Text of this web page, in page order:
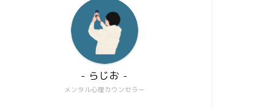
メンタル心理カウンセラー
- らじお -